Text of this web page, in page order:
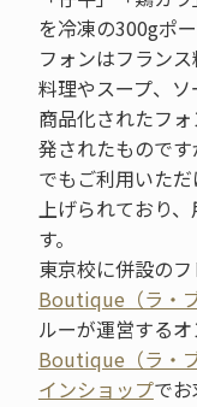
を冷凍の300gポ
フォンはフラン
料理やスープ、
商品化されたフ
発されたもので
でもご利用いた
上げられており
す。
東京校に併設の
Boutique（ラ・ブ
ルーが運営する
Boutique（ラ・ブ
インショップでお